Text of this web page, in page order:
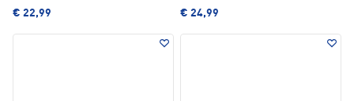
€ 22,99 € 24,99